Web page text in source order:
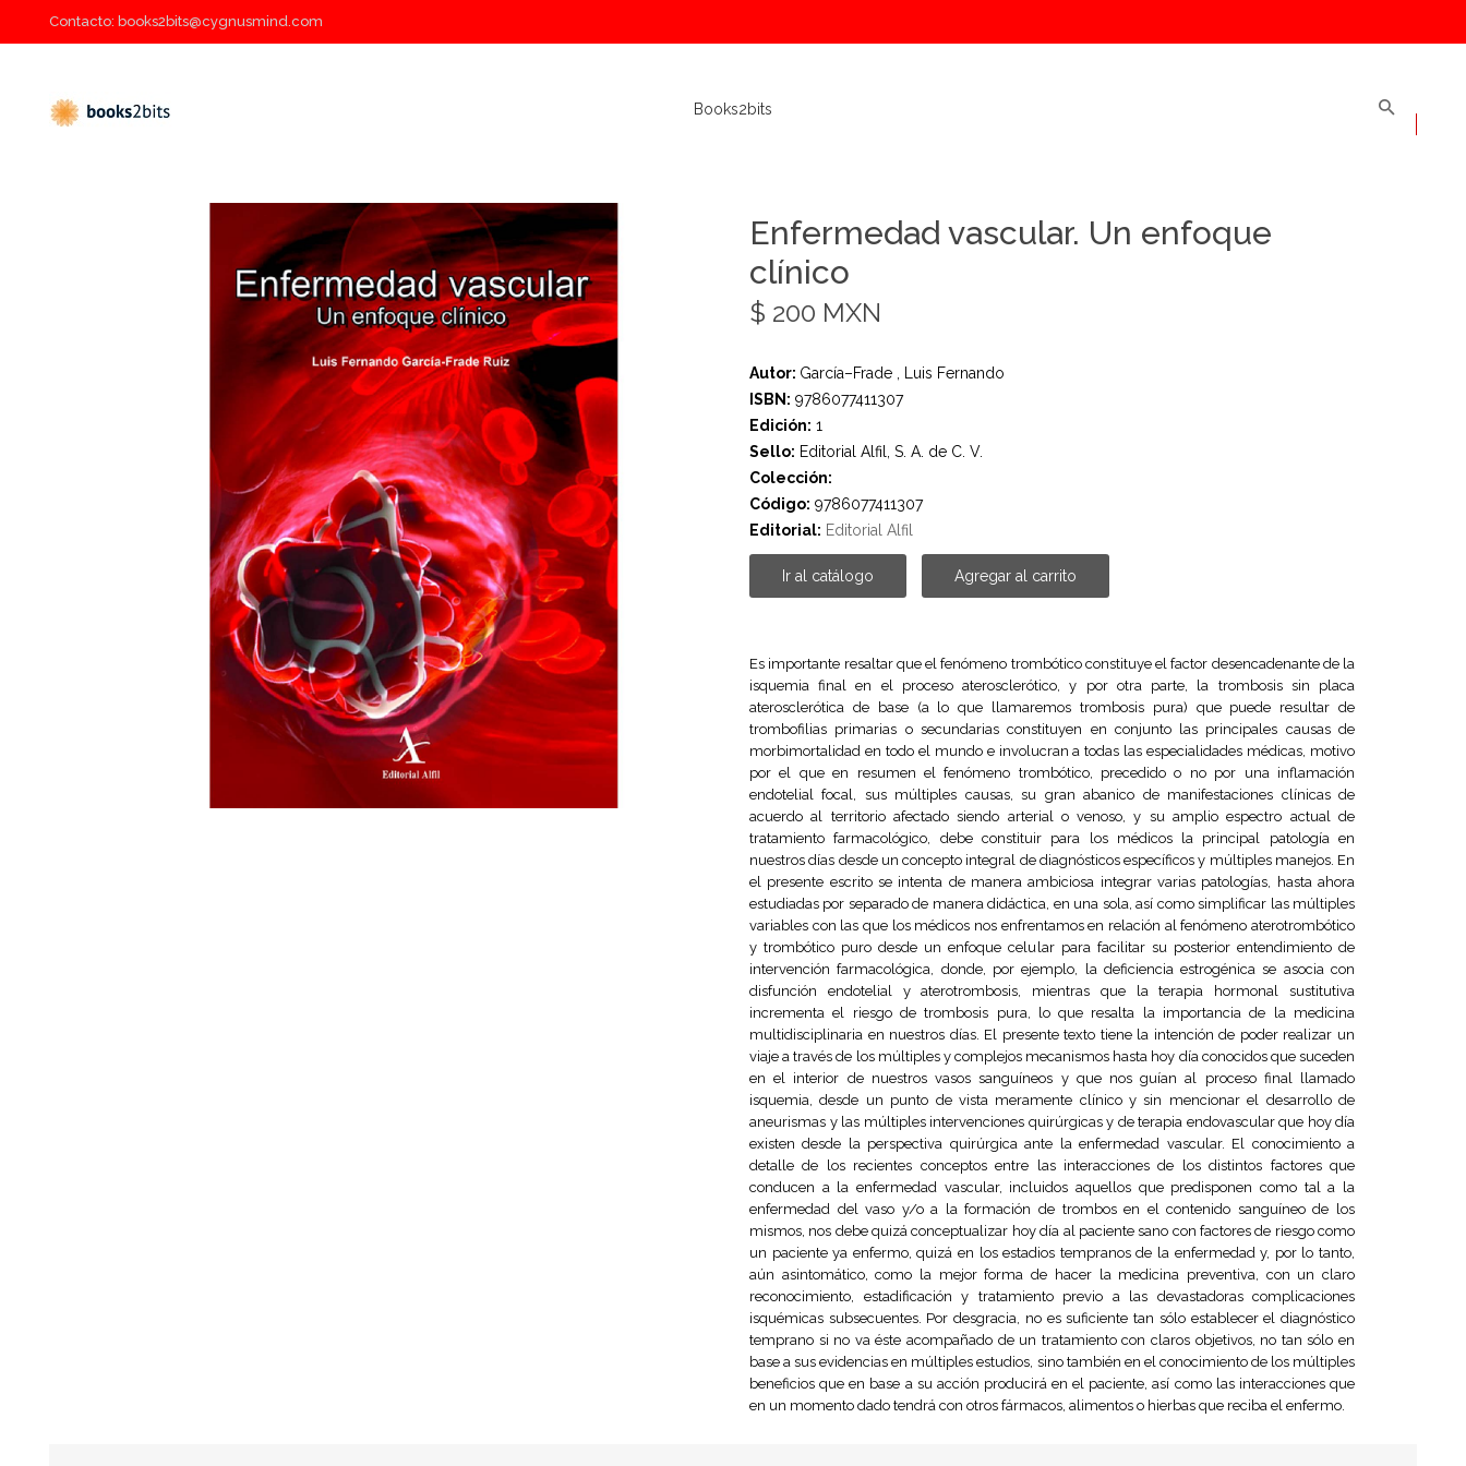
Contacto: books2bits@cygnusmind.com
Books2bits
Enfermedad vascular. Un enfoque
clínico
$ 200 MXN
Autor: García–Frade , Luis Fernando
ISBN: 9786077411307
Edición: 1
Sello: Editorial Alfil, S. A. de C. V.
Colección:
Código: 9786077411307
Editorial: Editorial Alfil
Ir al catálogo Agregar al carrito
Es importante resaltar que el fenómeno trombótico constituye el factor desencadenante de la
isquemia final en el proceso aterosclerótico, y por otra parte, la trombosis sin placa
aterosclerótica de base (a lo que llamaremos trombosis pura) que puede resultar de
trombofilias primarias o secundarias constituyen en conjunto las principales causas de
morbimortalidad en todo el mundo e involucran a todas las especialidades médicas, motivo
por el que en resumen el fenómeno trombótico, precedido o no por una inflamación
endotelial focal, sus múltiples causas, su gran abanico de manifestaciones clínicas de
acuerdo al territorio afectado siendo arterial o venoso, y su amplio espectro actual de
tratamiento farmacológico, debe constituir para los médicos la principal patología en
nuestros días desde un concepto integral de diagnósticos específicos y múltiples manejos. En
el presente escrito se intenta de manera ambiciosa integrar varias patologías, hasta ahora
estudiadas por separado de manera didáctica, en una sola, así como simplificar las múltiples
variables con las que los médicos nos enfrentamos en relación al fenómeno aterotrombótico
y trombótico puro desde un enfoque celular para facilitar su posterior entendimiento de
intervención farmacológica, donde, por ejemplo, la deficiencia estrogénica se asocia con
disfunción endotelial y aterotrombosis, mientras que la terapia hormonal sustitutiva
incrementa el riesgo de trombosis pura, lo que resalta la importancia de la medicina
multidisciplinaria en nuestros días. El presente texto tiene la intención de poder realizar un
viaje a través de los múltiples y complejos mecanismos hasta hoy día conocidos que suceden
en el interior de nuestros vasos sanguíneos y que nos guían al proceso final llamado
isquemia, desde un punto de vista meramente clínico y sin mencionar el desarrollo de
aneurismas y las múltiples intervenciones quirúrgicas y de terapia endovascular que hoy día
existen desde la perspectiva quirúrgica ante la enfermedad vascular. El conocimiento a
detalle de los recientes conceptos entre las interacciones de los distintos factores que
conducen a la enfermedad vascular, incluidos aquellos que predisponen como tal a la
enfermedad del vaso y/o a la formación de trombos en el contenido sanguíneo de los
mismos, nos debe quizá conceptualizar hoy día al paciente sano con factores de riesgo como
un paciente ya enfermo, quizá en los estadios tempranos de la enfermedad y, por lo tanto,
aún asintomático, como la mejor forma de hacer la medicina preventiva, con un claro
reconocimiento, estadificación y tratamiento previo a las devastadoras complicaciones
isquémicas subsecuentes. Por desgracia, no es suficiente tan sólo establecer el diagnóstico
temprano si no va éste acompañado de un tratamiento con claros objetivos, no tan sólo en
base a sus evidencias en múltiples estudios, sino también en el conocimiento de los múltiples
beneficios que en base a su acción producirá en el paciente, así como las interacciones que
en un momento dado tendrá con otros fármacos, alimentos o hierbas que reciba el enfermo.